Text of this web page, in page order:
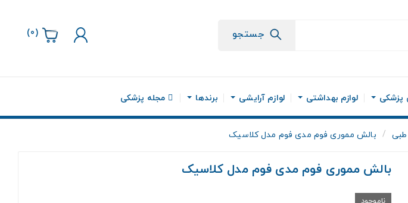
جستجو (
0
)
پزشکی لوازم بهداشتی لوازم آرایشی برندها مجله پزشکی
بالش مموری فوم مدی فوم مدل کلاسیک
بالش مموری فوم مدی فوم مدل کلاسیک